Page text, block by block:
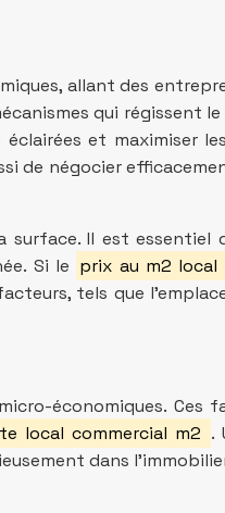
allant des
qui régissent
et maximiser
de négocier
Il est essentiel
Si le prix au m2 local
tels que
économiques. Ces
local commercial m2 .
dans